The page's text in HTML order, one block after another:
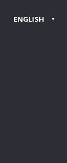
ENGLISH